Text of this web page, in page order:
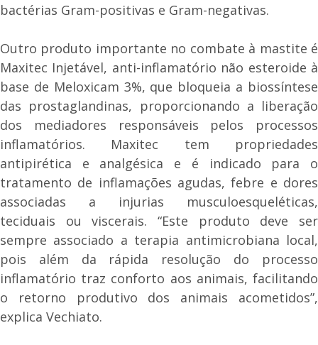
bactérias Gram-positivas e Gram-negativas.
Outro produto importante no combate à mastite é
Maxitec Injetável, anti-inflamatório não esteroide à
base de Meloxicam 3%, que bloqueia a biossíntese
das prostaglandinas, proporcionando a liberação
dos mediadores responsáveis pelos processos
inflamatórios. Maxitec tem propriedades
antipirética e analgésica e é indicado para o
tratamento de inflamações agudas, febre e dores
associadas a injurias musculoesqueléticas,
teciduais ou viscerais. “Este produto deve ser
sempre associado a terapia antimicrobiana local,
pois além da rápida resolução do processo
inflamatório traz conforto aos animais, facilitando
o retorno produtivo dos animais acometidos”,
explica Vechiato.